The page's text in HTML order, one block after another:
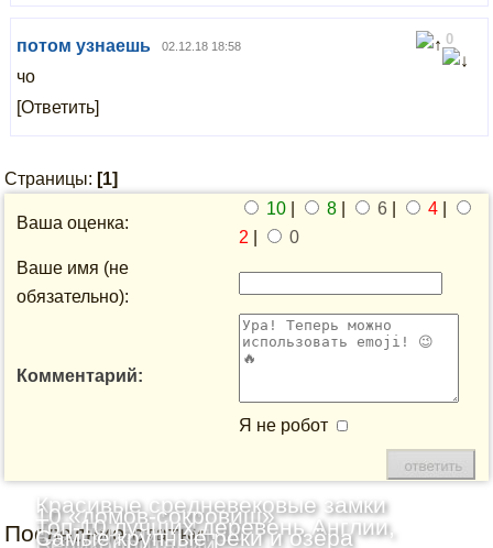
потом узнаешь 02.12.18 18:58
чо
[Ответить]
0
Страницы: [1]
Ваша оценка:
10 8 6 4
2
0
Ваше имя (не
обязательно):
Комментарий:
Я не робот
Последние статьи
Красивые средневековые замки
Шотландии: Топ-10
10 «домов-сокровищ»
Топ-10 лучших деревень Англии,
Самые крупные реки и озёра